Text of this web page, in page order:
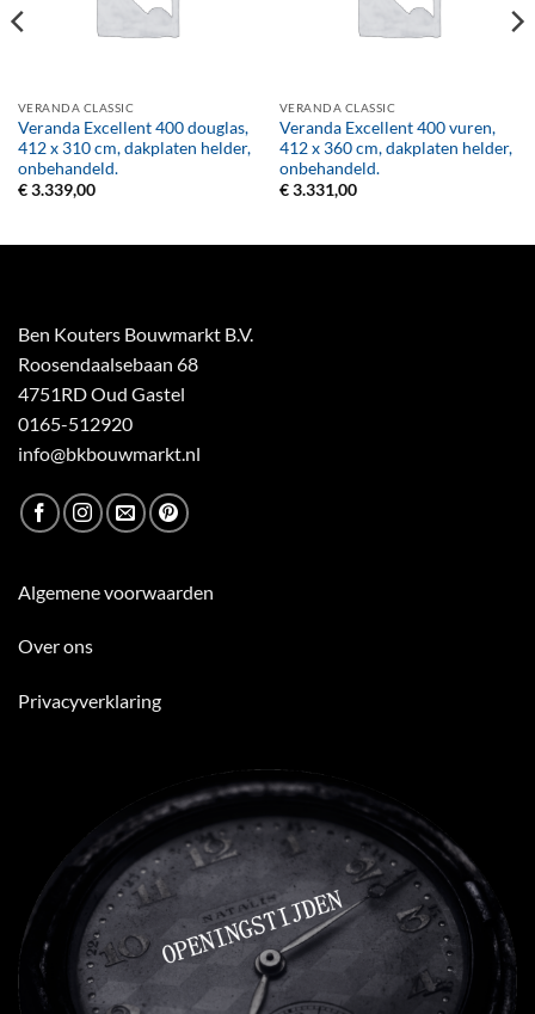
VERANDA CLASSIC
Veranda Excellent 400 douglas,
412 x 310 cm, dakplaten helder,
onbehandeld.
€3.339,00
VERANDA CLASSIC
Veranda Excellent 400 vuren,
412 x 360 cm, dakplaten helder,
onbehandeld.
€3.331,00
Ben Kouters Bouwmarkt B.V.
Roosendaalsebaan 68
4751RD Oud Gastel
0165-512920
info@bkbouwmarkt.nl
Algemene voorwaarden
Over ons
Privacyverklaring